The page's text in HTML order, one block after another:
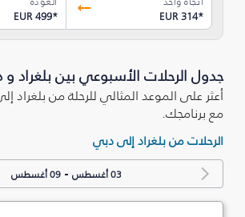
EUR 314*
EUR 499*
جدول الرحلات الأسبوعي بين بلغراد
أعثر على الموعد المثالي للرحلة من بلغراد
مع برنامجك.
الرحلات من بلغراد إلى دبي
03 أغسطس -09 أغسطس